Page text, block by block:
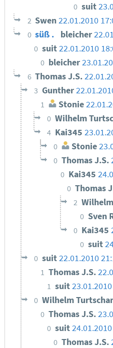
0 suit
2 Swen22.01.2010
0 süß . bleicher
0 suit22.01.2010
0 bleicher
6 Thomas J.S.
3 Gunther
1 Stonie
0 Wilhelm
4 Kai345
0 Stonie
0 Thomas J.S.
0 Kai345
0 Thomas
2
0 Sven
0 Kai345
0 suit
0 suit22.01.2010
1 Thomas J.S.
1 suit
0 Wilhelm
0 Thomas J.S.
0 suit
0 Thomas J.S.